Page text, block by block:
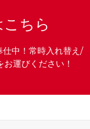
ちら
中！常時入れ替え/
運びください！